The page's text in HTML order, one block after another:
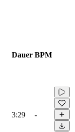
Dauer BPM
3:29 -